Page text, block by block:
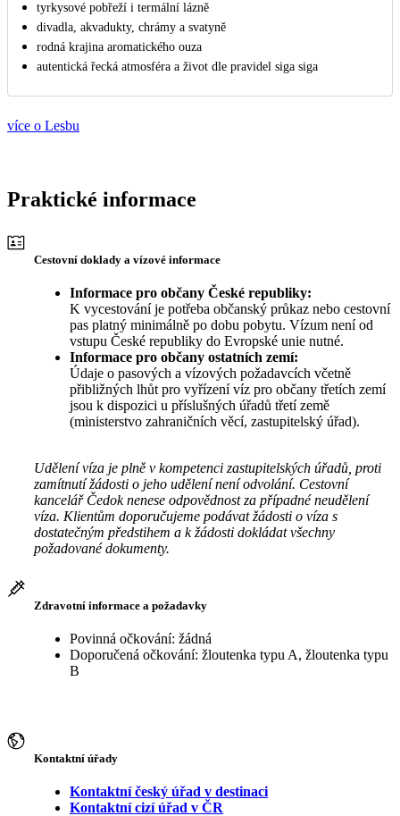
tyrkysové pobřeží i termální lázně
divadla, akvadukty, chrámy a svatyně
rodná krajina aromatického ouza
autentická řecká atmosféra a život dle pravidel siga siga
více o Lesbu
Praktické informace
Cestovní doklady a vízové informace
Informace pro občany České republiky:
K vycestování je potřeba občanský průkaz nebo cestovní
pas platný minimálně po dobu pobytu. Vízum není od
vstupu České republiky do Evropské unie nutné.
Informace pro občany ostatních zemí:
Údaje o pasových a vízových požadavcích včetně
přibližných lhůt pro vyřízení víz pro občany třetích zemí
jsou k dispozici u příslušných úřadů třetí země
(ministerstvo zahraničních věcí, zastupitelský úřad).
Udělení víza je plně v kompetenci zastupitelských úřadů, proti
zamítnutí žádosti o jeho udělení není odvolání. Cestovní
kancelář Čedok nenese odpovědnost za případné neudělení
víza. Klientům doporučujeme podávat žádosti o víza s
dostatečným předstihem a k žádosti dokládat všechny
požadované dokumenty.
Zdravotní informace a požadavky
Povinná očkování: žádná
Doporučená očkování: žloutenka typu A, žloutenka typu
B
Kontaktní úřady
Kontaktní český úřad v destinaci
Kontaktní cizí úřad v ČR